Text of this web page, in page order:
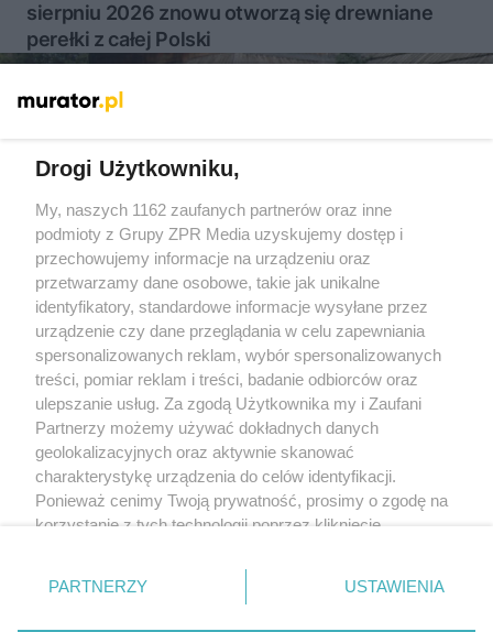
sierpniu 2026 znowu otworzą się drewniane
perełki z całej Polski
Żaden utwór zamieszczony w serwisie nie może być powielany i
rozpowszechniany lub dalej rozpowszechniany w jakikolwiek sposób
(w tym także elektroniczny lub mechaniczny) na jakimkolwiek polu
eksploatacji w jakiejkolwiek formie, włącznie z umieszczaniem w
Internecie bez pisemnej zgody właściciela praw. Jakiekolwiek użycie
lub wykorzystanie utworów w całości lub w części z naruszeniem
prawa, tzn. bez właściwej zgody, jest zabronione pod groźbą kary i
może być ścigane prawnie.
Drogi Użytkowniku,
My, naszych 1162 zaufanych partnerów oraz inne
podmioty z Grupy ZPR Media uzyskujemy dostęp i
przechowujemy informacje na urządzeniu oraz
przetwarzamy dane osobowe, takie jak unikalne
identyfikatory, standardowe informacje wysyłane przez
urządzenie czy dane przeglądania w celu zapewniania
spersonalizowanych reklam, wybór spersonalizowanych
treści, pomiar reklam i treści, badanie odbiorców oraz
ulepszanie usług. Za zgodą Użytkownika my i Zaufani
Partnerzy możemy używać dokładnych danych
geolokalizacyjnych oraz aktywnie skanować
charakterystykę urządzenia do celów identyfikacji.
Ponieważ cenimy Twoją prywatność, prosimy o zgodę na
korzystanie z tych technologii poprzez kliknięcie
zmienić/wycofać klikając przycisk ustawień prywatności
znajdujący się w lewym dolnym rogu strony
rodzaje przetwarzania danych nie wymagają zgody
PARTNERZY USTAWIENIA